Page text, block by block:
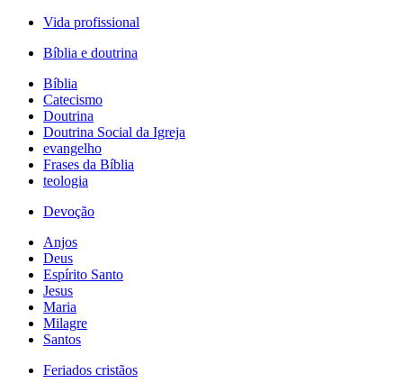
Vida profissional
Bíblia e doutrina
Bíblia
Catecismo
Doutrina
Doutrina Social da Igreja
evangelho
Frases da Bíblia
teologia
Devoção
Anjos
Deus
Espírito Santo
Jesus
Maria
Milagre
Santos
Feriados cristãos